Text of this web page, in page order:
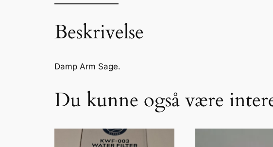
Beskrivelse
Damp Arm Sage.
Du kunne også være